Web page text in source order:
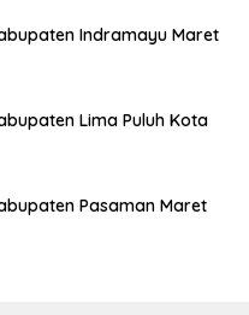
Indramayu Maret
Lima Puluh Kota
Pasaman Maret